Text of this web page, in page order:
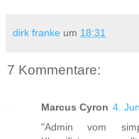
dirk franke um 18:31
7 Kommentare:
Marcus Cyron 4.
"Admin vom